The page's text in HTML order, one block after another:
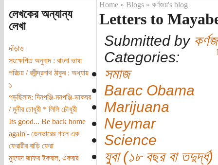
লেখকের অন্যান্য
লেখা
দাঁড়াও।
সংক্ষেপিত অনুবাদ : বাংলা ভাষা
পরিচয় / রবীন্দ্রনাথ ঠাকুর : অধ্যায়
১
পড়ছিলাম: দিনপঞ্জি-মনপঞ্জি-ডাকঘর
/ মুনীর চোধুরী * লিলি চৌধুরী
Its good... Be back home
again'- ডেনভারের গানে এক
ফেরারীর বাড়ি ফেরা
মুহম্মদ জাফর ইকবাল, একবার
Home» Blogs» কর্ণজয়'s blog
Letters to
Submitted by
Categories:
সমাজ
Barac Obama
Marijuana
Neymar
Science
যুবা (১৮ বছর বা তদুর্দ্ধ)